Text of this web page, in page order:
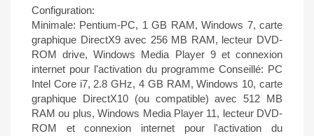
Configuration:
Minimale: Pentium-PC, 1 GB RAM, Windows 7, carte
graphique DirectX9 avec 256 MB RAM, lecteur DVD-
ROM drive, Windows Media Player 9 et connexion
internet pour l'activation du programme Conseillé: PC
Intel Core i7, 2.8 GHz, 4 GB RAM, Windows 10, carte
graphique DirectX10 (ou compatible) avec 512 MB
RAM ou plus, Windows Media Player 11, lecteur DVD-
ROM et connexion internet pour l'activation du